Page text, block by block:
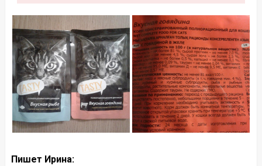
Пишет Ирина: